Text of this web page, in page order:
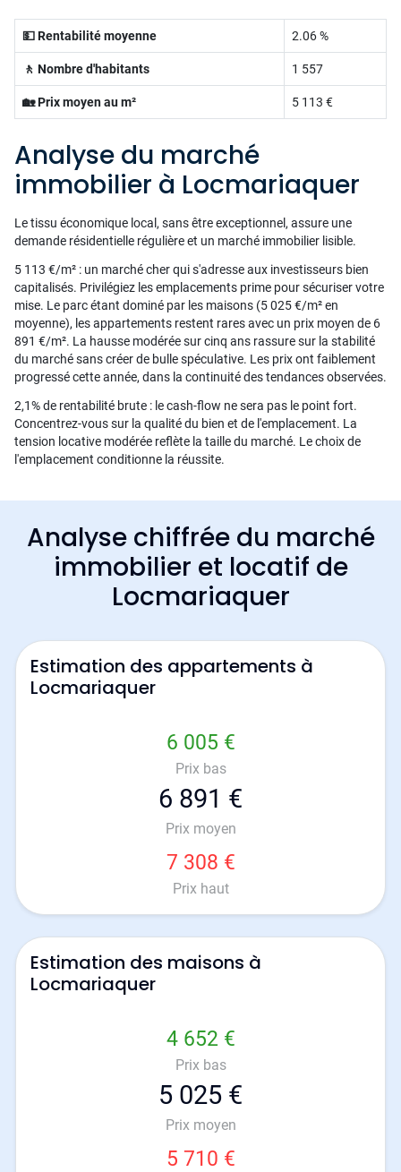
💵 Rentabilité moyenne 2.06 %
🚶 Nombre d'habitants 1 557
🏡 Prix moyen au m² 5 113 €
Analyse du marché
immobilier à Locmariaquer
Le tissu économique local, sans être exceptionnel, assure une
demande résidentielle régulière et un marché immobilier lisible.
5 113 €/m² : un marché cher qui s'adresse aux investisseurs bien
capitalisés. Privilégiez les emplacements prime pour sécuriser votre
mise. Le parc étant dominé par les maisons (5 025 €/m² en
moyenne), les appartements restent rares avec un prix moyen de 6
891 €/m². La hausse modérée sur cinq ans rassure sur la stabilité
du marché sans créer de bulle spéculative. Les prix ont faiblement
progressé cette année, dans la continuité des tendances observées.
2,1% de rentabilité brute : le cash-flow ne sera pas le point fort.
Concentrez-vous sur la qualité du bien et de l'emplacement. La
tension locative modérée reflète la taille du marché. Le choix de
l'emplacement conditionne la réussite.
Analyse chiffrée du marché
immobilier et locatif de
Locmariaquer
Estimation des appartements à
Locmariaquer
6 005 €
Prix bas
6 891 €
Prix moyen
7 308 €
Prix haut
Estimation des maisons à
Locmariaquer
4 652 €
Prix bas
5 025 €
Prix moyen
5 710 €